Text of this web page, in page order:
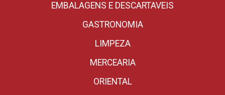
EMBALAGENS E DESCARTAVEIS
GASTRONOMIA
LIMPEZA
MERCEARIA
ORIENTAL